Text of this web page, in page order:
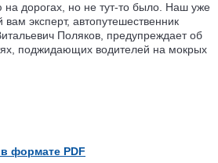
на дорогах, но не тут-то было. Наш уже
вам эксперт, автопутешественник
Поляков, предупреждает об
поджидающих водителей на мокрых
формате PDF